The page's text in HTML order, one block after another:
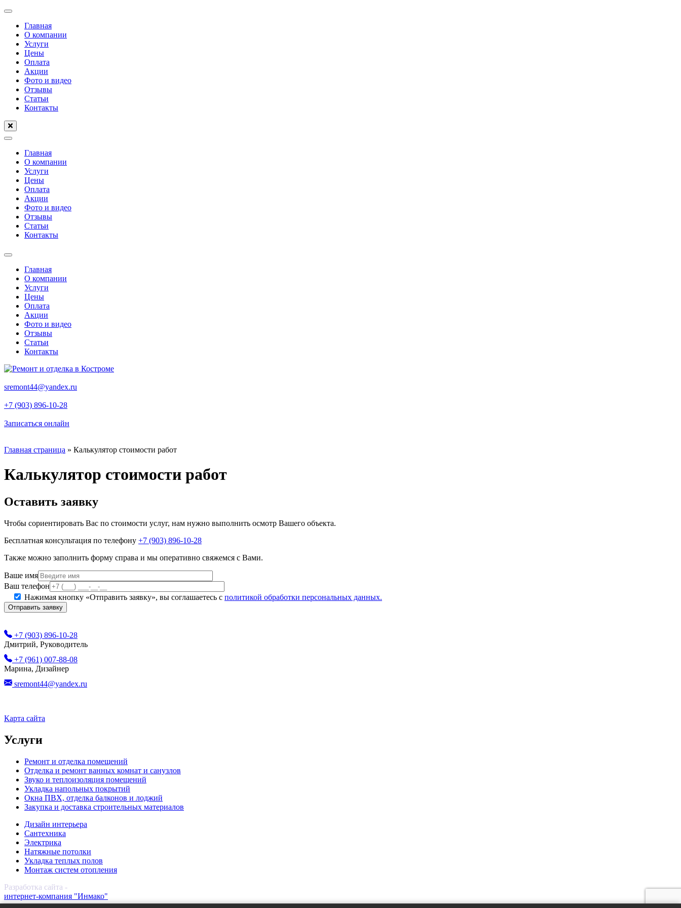
Перейти
содержимому
(нажмите
Enter)
Главная
О компании
Услуги
Цены
Оплата
Акции
Фото и видео
Отзывы
Статьи
Контакты
Главная
О компании
Услуги
Цены
Оплата
Акции
Фото и видео
Отзывы
Статьи
Контакты
Главная
О компании
Услуги
Цены
Оплата
Акции
Фото и видео
Отзывы
Статьи
Контакты
sremont44@yandex.ru
+7 (903) 896-10-28
Записаться онлайн
Главная страница » Калькулятор стоимости работ
Калькулятор стоимости работ
Оставить заявку
Чтобы сориентировать Вас по стоимости услуг, нам нужно выполнить осмотр Вашего объекта.
Бесплатная консультация по телефону +7 (903) 896-10-28
Также можно заполнить форму справа и мы оперативно свяжемся с Вами.
Ваше имя
Ваш телефон
Нажимая кнопку «Отправить заявку», вы соглашаетесь с политикой обработки персональных данных.
+7 (903) 896-10-28
Дмитрий, Руководитель
+7 (961) 007-88-08
Марина, Дизайнер
sremont44@yandex.ru
Карта сайта
Услуги
Ремонт и отделка помещений
Отделка и ремонт ванных комнат и санузлов
Звуко и теплоизоляция помещений
Укладка напольных покрытий
Окна ПВХ, отделка балконов и лоджий
Закупка и доставка строительных материалов
Дизайн интерьера
Сантехника
Электрика
Натяжные потолки
Укладка теплых полов
Монтаж систем отопления
Разработка сайта -
интернет-компания "Инмако"